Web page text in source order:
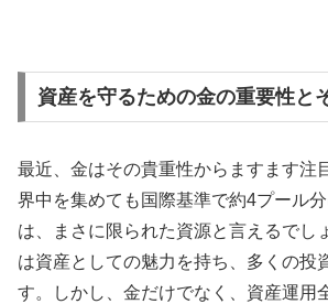
資産を守るための金の重要性と
最近、金はその貴重性からますます注
界中を集めても国際基準で約4プール
は、まさに限られた資源と言えるでし
は資産としての魅力を持ち、多くの投
す。しかし、金だけでなく、資産運用